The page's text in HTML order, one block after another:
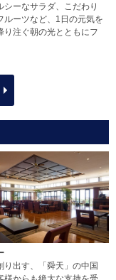
ーなサラダ、こだわり
ルーツなど、1日の元気を
り注ぐ朝の光とともにフ
り出す、「舜天」の中国